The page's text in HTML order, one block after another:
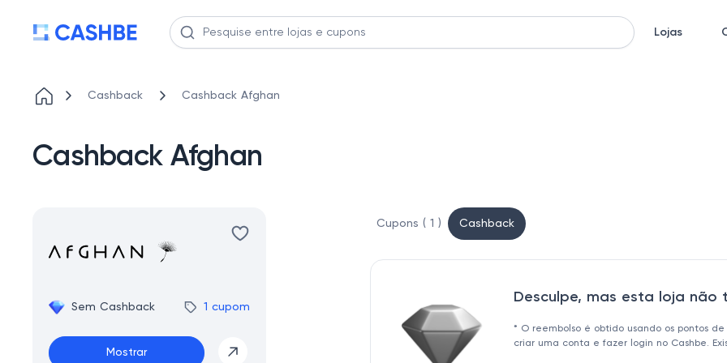
Lojas
Cashback Cashback Afghan
Cashback Afghan
Sem Cashback 1 cupom
Mostrar
Cupons ( 1 ) Cashback
Desculpe, mas esta loja
* O reembolso é obtido usando os pontos
criar uma conta e fazer login no Cashbe.